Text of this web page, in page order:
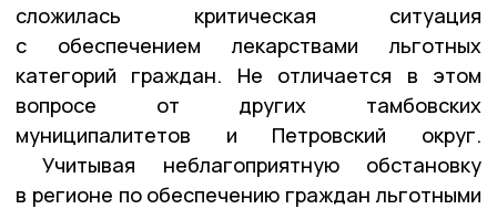
сложилась критическая ситуация
с обеспечением лекарствами льготных
категорий граждан. Не отличается в этом
вопросе от других тамбовских
муниципалитетов и Петровский округ.
Учитывая неблагоприятную обстановку
в регионе по обеспечению граждан льготными